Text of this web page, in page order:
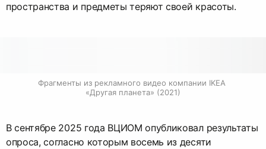
пространства и предметы теряют своей красоты.
Фрагменты из рекламного видео компании IKEA
«Другая планета» (2021)
В сентябре 2025 года ВЦИОМ опубликовал результаты
опроса, согласно которым восемь из десяти